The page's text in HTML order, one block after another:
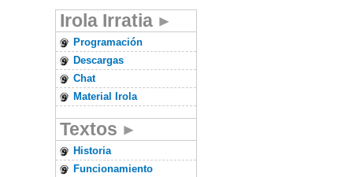
Irola Irratia
Programación
Descargas
Chat
Material Irola
Textos
Historia
Funcionamiento